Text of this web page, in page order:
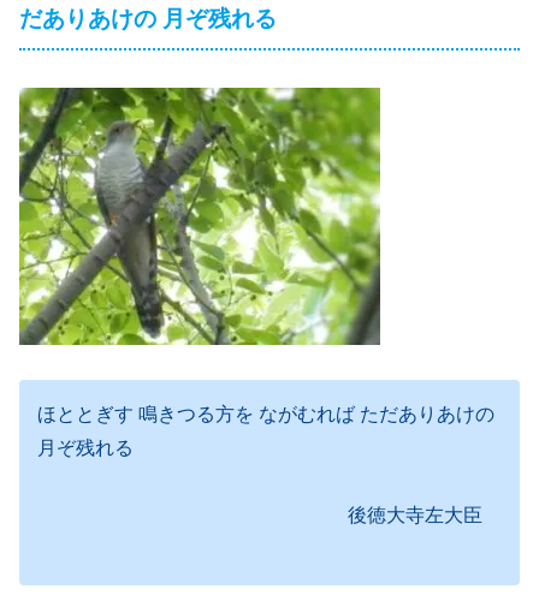
だありあけの 月ぞ残れる
ほととぎす 鳴きつる方を ながむれば ただありあけの
月ぞ残れる
後徳大寺左大臣